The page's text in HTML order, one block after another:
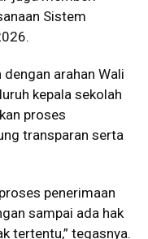
Sistem
arahan Wali
kepala sekolah
proses
transparan serta
penerimaan
sampai ada hak
tertentu,” tegasnya.